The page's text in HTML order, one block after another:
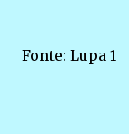
Fonte: Lupa 1